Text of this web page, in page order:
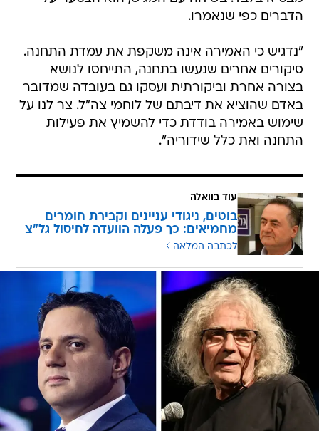
הדברים כפי שנאמרו.
"נדגיש כי האמירה אינה משקפת את עמדת התחנה.
סיקורים אחרים שנעשו בתחנה, התייחסו לנושא
בצורה אחרת וביקורתית ועסקו גם בעובדה שמדובר
באדם שהוציא את דיבתם של לוחמי צה"ל. צר לנו על
שימוש באמירה בודדת כדי להשמיץ את פעילות
התחנה ואת כלל שידוריה".
עוד בוואלה
בוטים, ניגודי עניינים וקבירת חומרים
מחמיאים: כך פעלה הוועדה לחיסול גל"צ
לכתבה המלאה